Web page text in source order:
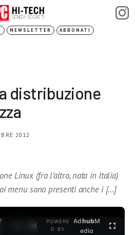
NEWSLETTER ABBONATI
distribuzione
2012
Linux (fra l’altro, nata in Italia)
menu sono presenti anche i […]
POWERE
D BY
AdhubM
edia